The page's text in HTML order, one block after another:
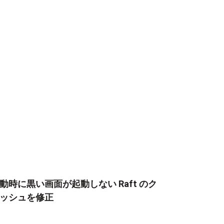
時に黒い画面が起動しない Raft のク
シュを修正